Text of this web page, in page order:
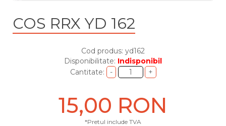
COS RRX YD 162
Cod produs: yd162
Disponibilitate: Indisponibil
Cantitate:
15,00 RON
*Pretul include TVA